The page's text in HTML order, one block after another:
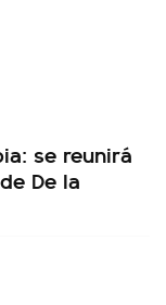
se reunirá
De la